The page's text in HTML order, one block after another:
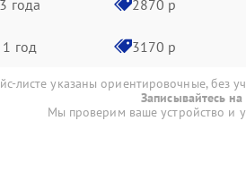
3 года 2870 р
1 год 3170 р
листе указаны ориентировочные, без
Записывайтесь
Мы проверим ваше устройство и